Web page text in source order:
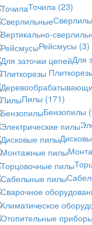
Точила (23)
Рейсмусы (3)
Для
Пилы (171)
Бензопилы